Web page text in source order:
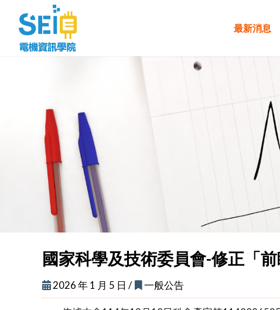
最新消息
國家科學及技術委員會-修正「
2026 年 1 月 5 日 / 一般公告